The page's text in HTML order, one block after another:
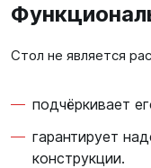
Стол не является
подчёркивает
гарантирует
конструкции.